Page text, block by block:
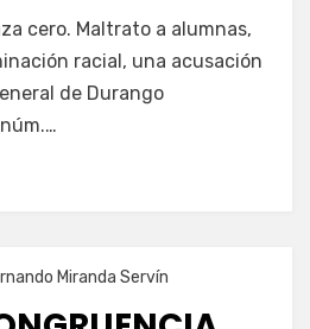
cero. Maltrato a alumnas,
racial, una acusación
de Durango
Miranda Servín